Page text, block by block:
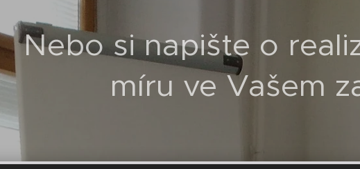
Nebo si napište o
míru ve Vašem